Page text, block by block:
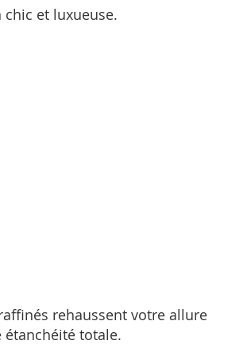
et luxueuse.
rehaussent votre allure
totale.